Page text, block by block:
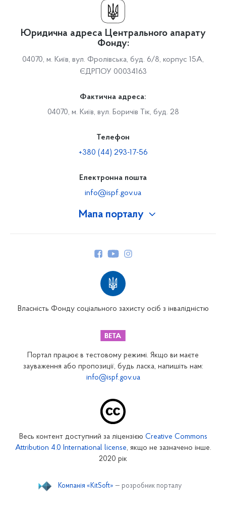
Мапа порталу
Закарпатське відділення
Запорізьке відділення
Кіровоградське відділення
Миколаївське відділення
Юридична адреса Центрального апарату
Фонду:
04070, м. Київ, вул. Фролівська, буд. 6/8, корпус 15А,
ЄДРПОУ 00034163
Фактична адреса:
04070, м. Київ, вул. Боричів Тік, буд. 28
Телефон
+380 (44) 293-17-56
Електронна пошта
info@ispf.gov.ua
Власність Фонду соціального захисту осіб з інвалідністю
Портал працює в тестовому режимі. Якщо ви маєте
зауваження або пропозиції, будь ласка, напишіть нам:
info@ispf.gov.ua
Весь контент доступний за ліцензією Creative Commons
Attribution 4.0 International license, якщо не зазначено інше.
2020 рік
Компанія «KitSoft» — розробник порталу